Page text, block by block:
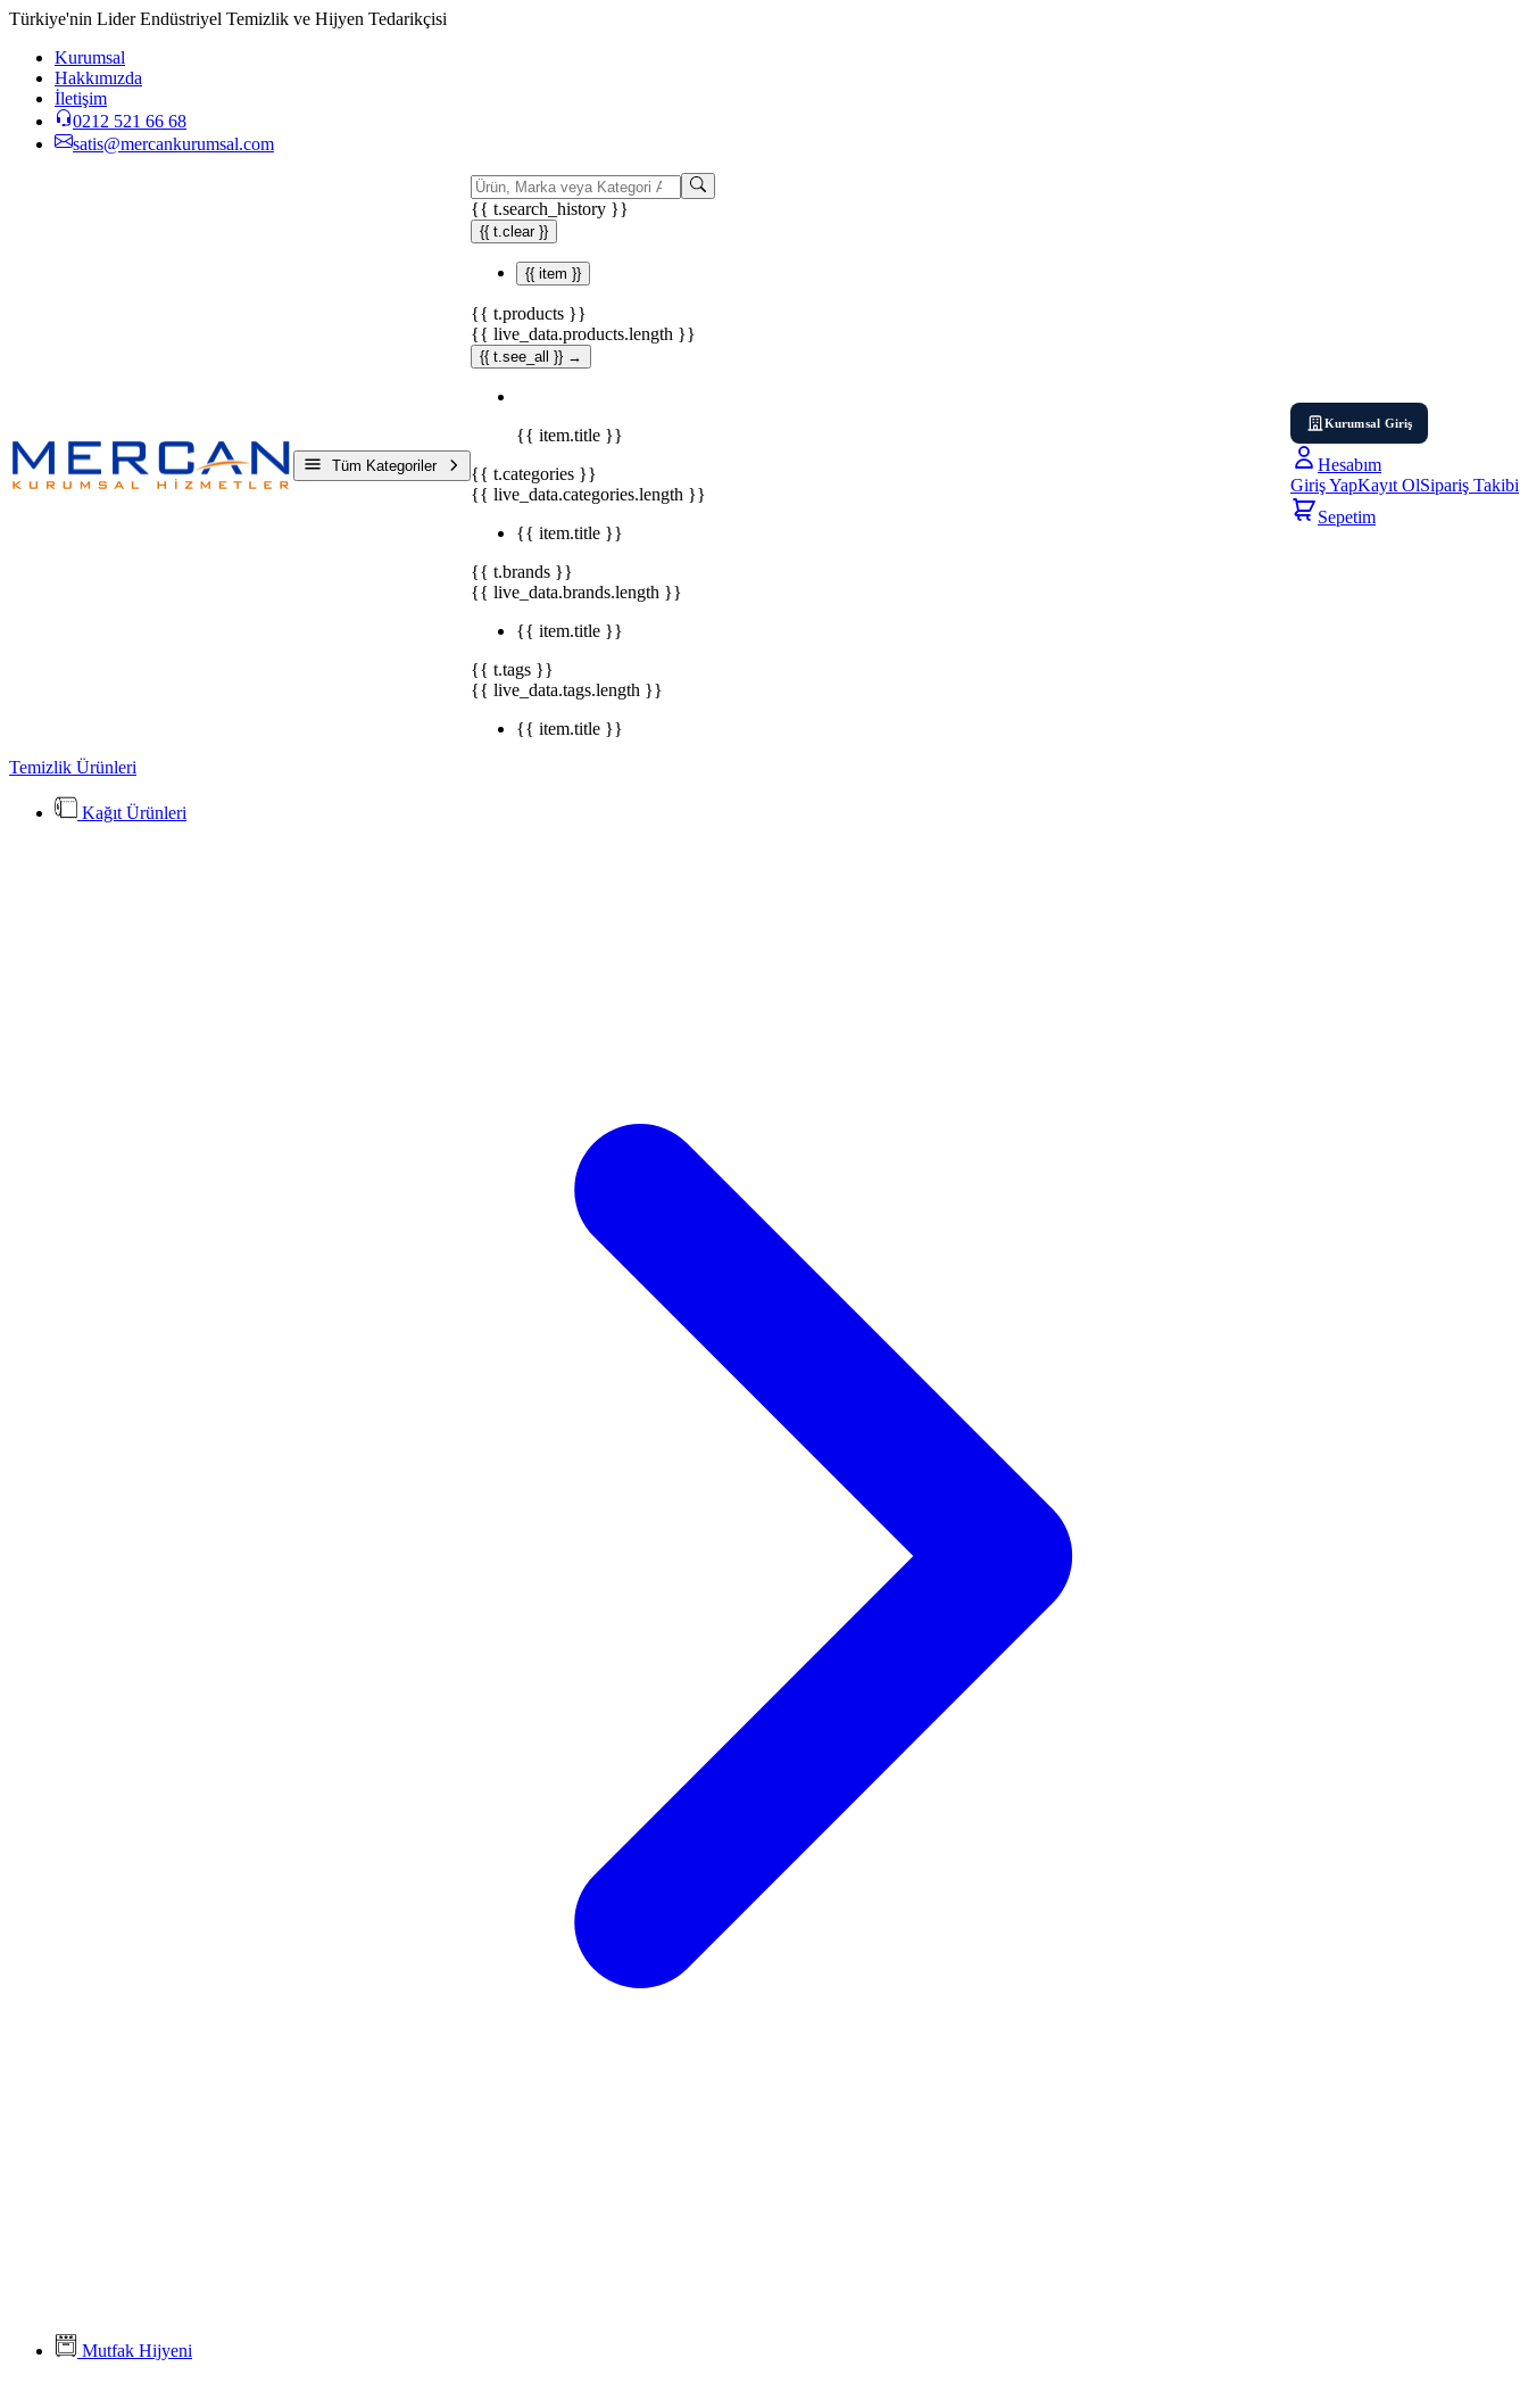
Türkiye'nin Lider Endüstriyel Temizlik ve Hijyen Tedarikçisi
Kurumsal
Hakkımızda
İletişim
0212 521 66 68
satis@mercankurumsal.com
Tüm Kategoriler
{{ t.search_history }}
{{ t.clear }}
{{ item }}
{{ t.products }}
{{ live_data.products.length }}
{{ t.see_all }} →
{{ item.title }}
{{ t.categories }}
{{ live_data.categories.length }}
{{ item.title }}
{{ t.brands }}
{{ live_data.brands.length }}
{{ item.title }}
{{ t.tags }}
{{ live_data.tags.length }}
{{ item.title }}
Kurumsal Giriş
Hesabım
Giriş YapKayıt OlSipariş Takibi
Sepetim
Temizlik Ürünleri
Kağıt Ürünleri
Mutfak Hijyeni